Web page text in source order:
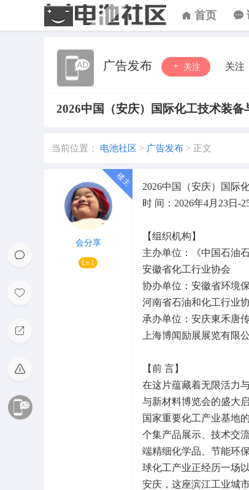
首页
广告发布 关注 关注
2026中国（安庆）国际化工技术装备
当前位置： 电池社区 > 广告发布 > 正文
会分享
Lv.1
2026中国（安庆）国际
时 间：2026年4月23
【组织机构】
主办单位：《中国石油
安徽省化工行业协会
协办单位：安徽省环
河南省石油和化工行业
承办单位：安庆東禾唐
上海博闻励展展览有限
【前 言】
在这片蕴藏着无限活力
与新材料博览会的盛大
国家重要化工产业基地
个集产品展示、技术交
端精细化学品、节能环
球化工产业正经历一场
安庆，这座滨江工业城